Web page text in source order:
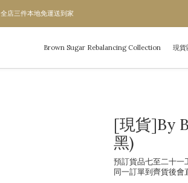
全店三件本地免運送到家
Brown Sugar Rebalancing Collection 現貨
[現貨]By
黑)
預訂貨品七至二十一
同一訂單到齊貨後會